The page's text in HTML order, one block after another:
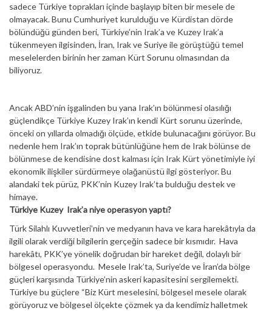
sadece Türkiye toprakları içinde başlayıp biten bir mesele de
olmayacak. Bunu Cumhuriyet kurulduğu ve Kürdistan dörde
bölündüğü günden beri, Türkiye’nin Irak’a ve Kuzey Irak’a
tükenmeyen ilgisinden, İran, Irak ve Suriye ile görüştüğü temel
meselelerden birinin her zaman Kürt Sorunu olmasından da
biliyoruz.
Ancak ABD’nin işgalinden bu yana Irak’ın bölünmesi olasılığı
güçlendikçe Türkiye Kuzey Irak’ın kendi Kürt sorunu üzerinde,
önceki on yıllarda olmadığı ölçüde, etkide bulunacağını görüyor. Bu
nedenle hem Irak’ın toprak bütünlüğüne hem de Irak bölünse de
bölünmese de kendisine dost kalması için Irak Kürt yönetimiyle iyi
ekonomik ilişkiler sürdürmeye olağanüstü ilgi gösteriyor. Bu
alandaki tek pürüz, PKK’nin Kuzey Irak’ta bulduğu destek ve
himaye.
Türkiye Kuzey Irak’a niye operasyon yaptı?
Türk Silahlı Kuvvetleri’nin ve medyanın hava ve kara harekâtıyla da
ilgili olarak verdiği bilgilerin gerçeğin sadece bir kısmıdır. Hava
harekâtı, PKK’ye yönelik doğrudan bir hareket değil, dolaylı bir
bölgesel operasyondu. Mesele Irak’ta, Suriye’de ve İran’da bölge
güçleri karşısında Türkiye’nin askeri kapasitesini sergilemekti.
Türkiye bu güçlere “Biz Kürt meselesini, bölgesel mesele olarak
görüyoruz ve bölgesel ölçekte çözmek ya da kendimiz halletmek